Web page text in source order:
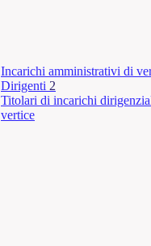
Incarichi amministrativi di
Dirigenti 2
Titolari di incarichi
vertice